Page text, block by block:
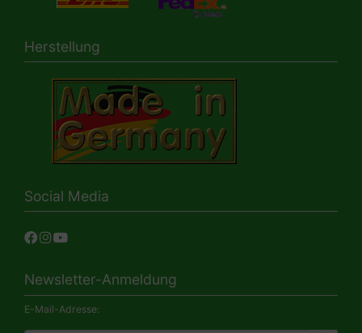
Herstellung
Social Media
Newsletter-Anmeldung
E-Mail-Adresse: